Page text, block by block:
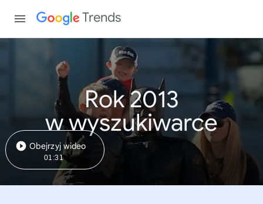
Trends
Rok 2013
w wyszukiwarce
Obejrzyj wideo
01:31